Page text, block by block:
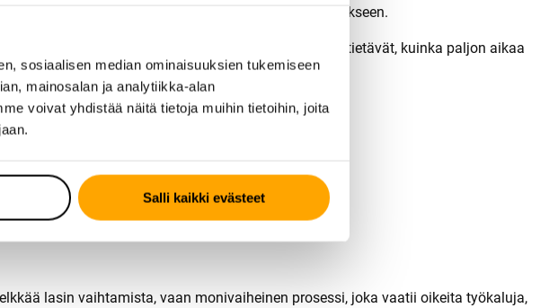
sosiaalisen median ominaisuuksien tukemiseen
mainosalan ja analytiikka-alan
voivat yhdistää näitä tietoja muihin tietoihin, joita
Salli kaikki evästeet
tarkistetaan. Auto siivotaan ja valmistellaan luovutukseen.
tiiveyttä tai turvallisuutta. Ammattiasentajat tietävät, kuinka paljon aikaa
lasin vaihtamista, vaan monivaiheinen prosessi, joka vaatii oikeita työkaluja,